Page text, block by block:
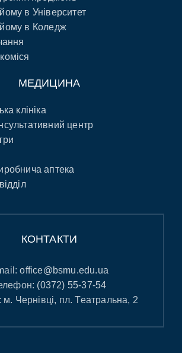
в Університет
в Коледж
МЕДИЦИНА
клініка
центр
аптека
КОНТАКТИ
office@bsmu.edu.ua
(0372) 55-37-54
Чернівці, пл. Театральна, 2